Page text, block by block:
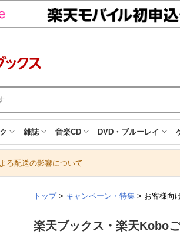
雑誌 音楽CD DVD・ブルーレイ
る配送の影響について
トップ> キャンペーン・特集 > お客様向
楽天ブックス・楽天Kobo